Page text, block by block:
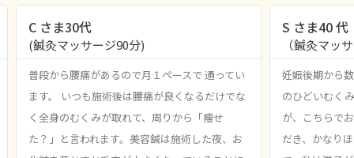
C さま30代
(鍼灸マッサージ90分)
R
M
普段から腰痛があるので月１ペースで 通ってい
ます。 いつも施術後は腰痛が良くなるだけでな
く全身のむくみが取れて、周りから「痩せ
た？」と言われます。美容鍼は施術した夜、お
S さま40 代
（鍼灸マッ
妊娠後期から
のひどいむく
が、こちらで
だき、かなり
r
e
v
i
o
u
s
e
x
t